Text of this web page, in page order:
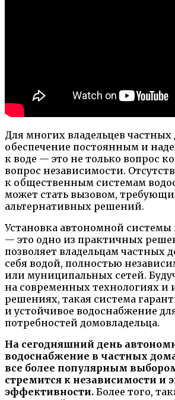
Для многих владельцев частных
обеспечение постоянным и
к воде — это не только вопрос
вопрос независимости.
к общественным системам
может стать вызовом,
альтернативных решений.
Установка автономной
— это одно из практичных
позволяет владельцам частных
себя водой, полностью
или муниципальных сетей.
на современных технологиях
решениях, такая система
и устойчивое водоснабжение
потребностей домовладельца.
На сегодняшний день
водоснабжение в частных
все более популярным
стремится к независимости и
эффективности. Более того,